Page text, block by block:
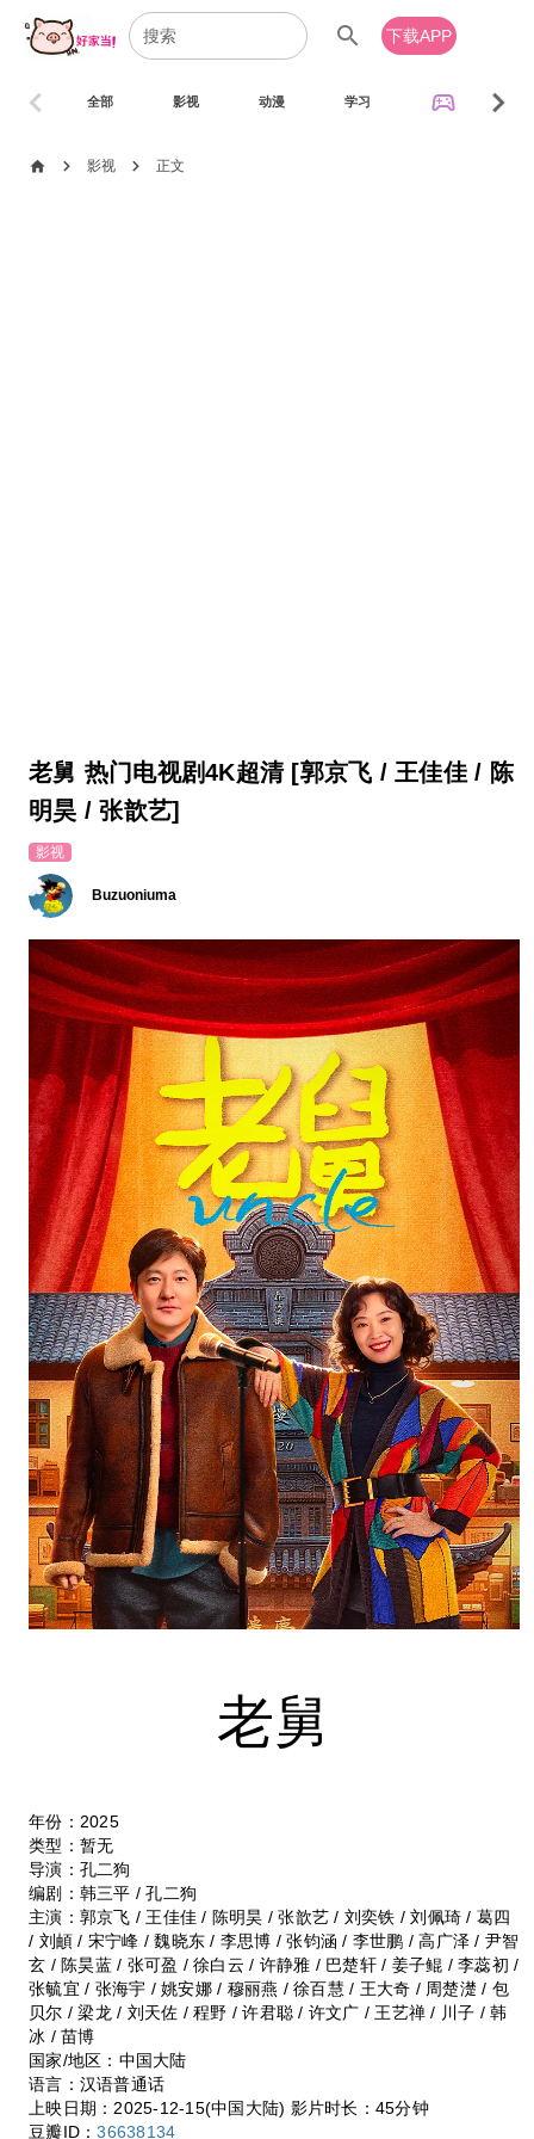
search 下载APP
全部 影视 动漫 学习 sports_esports
chevron_left chevron_right
home chevron_right 影视 chevron_right 正文
老舅 热门电视剧4K超清 [郭京飞 / 王佳佳 / 陈
明昊 / 张歆艺]
影视
Buzuoniuma
老舅
年份：2025
类型：暂无
导演：孔二狗
编剧：韩三平 / 孔二狗
主演：郭京飞 / 王佳佳 / 陈明昊 / 张歆艺 / 刘奕铁 / 刘佩琦 / 葛四
/ 刘頔 / 宋宁峰 / 魏晓东 / 李思博 / 张钧涵 / 李世鹏 / 高广泽 / 尹智
玄 / 陈昊蓝 / 张可盈 / 徐白云 / 许静雅 / 巴楚轩 / 姜子鲲 / 李蕊初 /
张毓宜 / 张海宇 / 姚安娜 / 穆丽燕 / 徐百慧 / 王大奇 / 周楚濋 / 包
贝尔 / 梁龙 / 刘天佐 / 程野 / 许君聪 / 许文广 / 王艺禅 / 川子 / 韩
冰 / 苗博
国家/地区：中国大陆
语言：汉语普通话
上映日期：2025-12-15(中国大陆) 影片时长：45分钟
豆瓣ID：36638134